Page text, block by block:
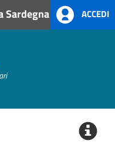
Sardegna ACCEDI